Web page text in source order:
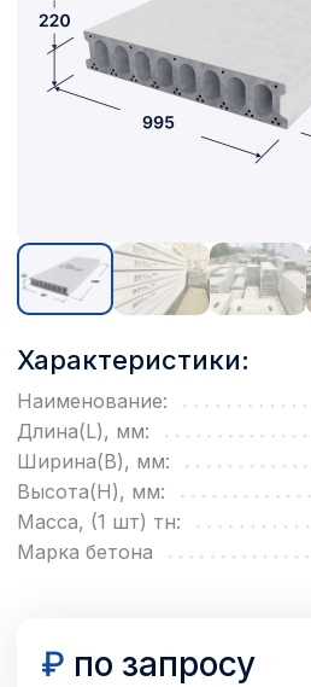
Характеристики:
Наименование:
Длина(L), мм:
Ширина(B), мм:
Высота(H), мм:
Масса, (1 шт) тн:
Марка бетона
₽ по запросу